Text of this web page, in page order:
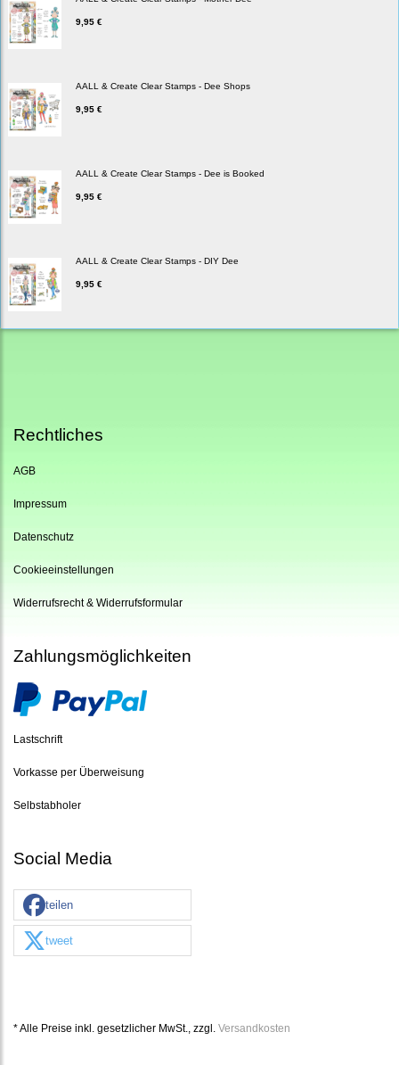
9,95 €
AALL & Create Clear Stamps - Dee Shops
9,95 €
AALL & Create Clear Stamps - Dee is Booked
9,95 €
AALL & Create Clear Stamps - DIY Dee
9,95 €
Rechtliches
AGB
Impressum
Datenschutz
Cookieeinstellungen
Widerrufsrecht & Widerrufsformular
Zahlungsmöglichkeiten
Lastschrift
Vorkasse per Überweisung
Selbstabholer
Social Media
teilen
tweet
* Alle Preise inkl. gesetzlicher MwSt., zzgl. Versandkosten